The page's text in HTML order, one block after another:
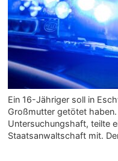
Ein 16-Jähriger soll in
Großmutter getötet
Untersuchungshaft, teilte
Staatsanwaltschaft mit.